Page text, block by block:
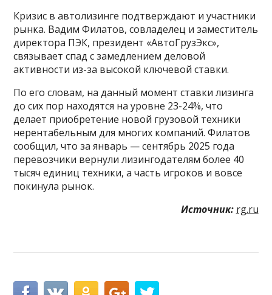
Кризис в автолизинге подтверждают и участники
рынка. Вадим Филатов, совладелец и заместитель
директора ПЭК, президент «АвтоГрузЭкс»,
связывает спад с замедлением деловой
активности из-за высокой ключевой ставки.
По его словам, на данный момент ставки лизинга
до сих пор находятся на уровне 23-24%, что
делает приобретение новой грузовой техники
нерентабельным для многих компаний. Филатов
сообщил, что за январь — сентябрь 2025 года
перевозчики вернули лизингодателям более 40
тысяч единиц техники, а часть игроков и вовсе
покинула рынок.
Источник: rg.ru